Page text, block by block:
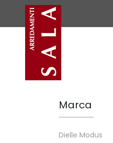
Marca
Dielle Modus